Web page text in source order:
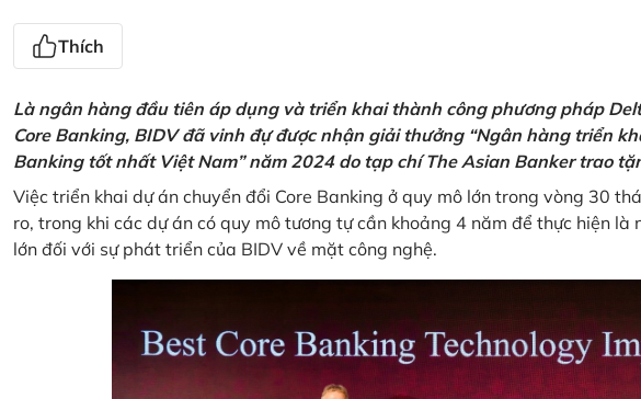
Thích
Là ngân hàng đầu tiên áp dụng và triển khai thành công phương pháp
Core Banking, BIDV đã vinh đự được nhận giải thưởng “Ngân hàng triển
Banking tốt nhất Việt Nam” năm 2024 do tạp chí The Asian Banker trao
Việc triển khai dự án chuyển đổi Core Banking ở quy mô lớn trong vòng 30
ro, trong khi các dự án có quy mô tương tự cần khoảng 4 năm để thực hiện
lớn đối với sự phát triển của BIDV về mặt công nghệ.